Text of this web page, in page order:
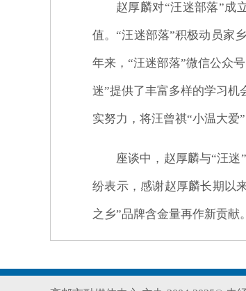
赵厚麟对“汪迷部落”成
值。“汪迷部落”积极动员家
年来，“汪迷部落”微信公众
迷”提供了丰富多样的学习机
实努力，将汪曾祺“小温大爱
座谈中，赵厚麟与“汪
纷表示，感谢赵厚麟长期以
之乡”品牌含金量再作新贡献。